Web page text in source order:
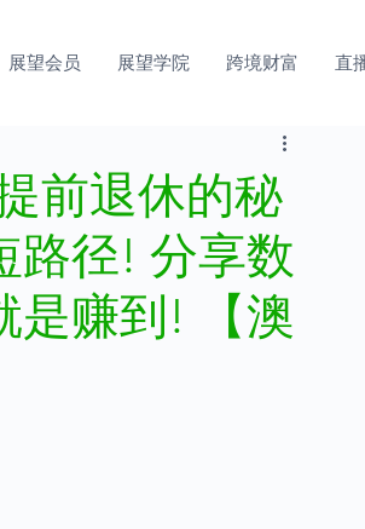
展望会员 展望学院 跨境财富 直
前退休的秘
路径! 分享数
是赚到! 【澳